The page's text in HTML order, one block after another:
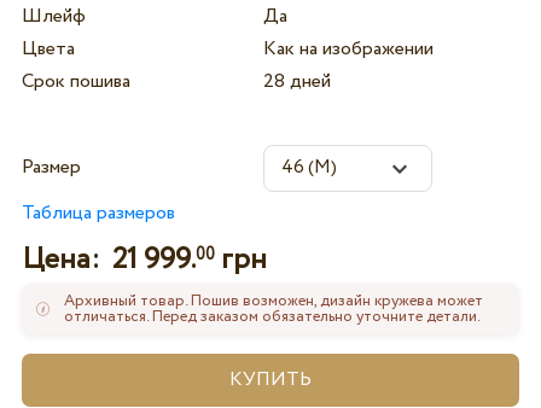
Шлейф
Да
Цвета
Как на изображении
Срок пошива
28 дней
Размер
Таблица размеров
Цена: 21 999.00грн
Архивный товар. Пошив возможен, дизайн кружева может
отличаться. Перед заказом обязательно уточните детали.